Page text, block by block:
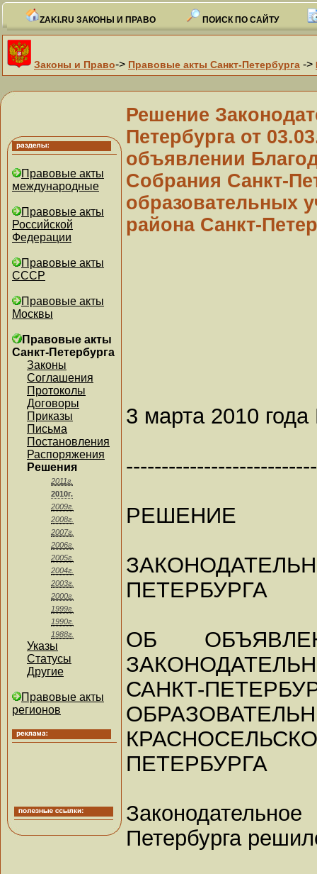
ZAKI.RU ЗАКОНЫ И ПРАВО ПОИСК ПО САЙТУ
Законы и Право-> Правовые акты Санкт-Петербурга ->
Правовые акты
международные
Правовые акты
Российской
Федерации
Правовые акты
СССР
Правовые акты
Москвы
Правовые акты
Санкт-Петербурга
Законы
Соглашения
Протоколы
Договоры
Приказы
Письма
Постановления
Распоряжения
Решения
2011г.
2010г.
2009г.
2008г.
2007г.
2006г.
2005г.
2004г.
2003г.
2000г.
1999г.
1990г.
1988г.
Указы
Статусы
Другие
Правовые акты
регионов
Решение
Петербурга от
объявлении
Собрания Санкт-
образовательных
района Санкт-
3 марта 2010
РЕШЕНИЕ
ПЕТЕРБУРГА
ОБ
САНКТ-
ПЕТЕРБУРГА
Петербурга